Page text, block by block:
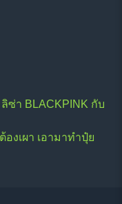
ซ่า BLACKPINK กับ
งเผา เอามาทำปุ๋ย